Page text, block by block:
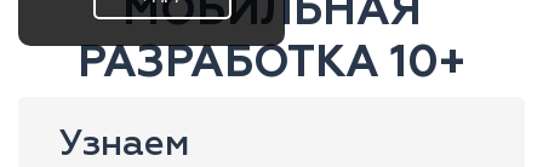
МОБИЛЬНАЯ
РАЗРАБОТКА 10+
Узнаем